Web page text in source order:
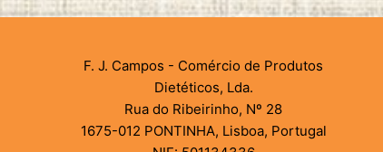
F. J. Campos - Comércio de Produtos
Dietéticos, Lda.
Rua do Ribeirinho, Nº 28
1675-012 PONTINHA, Lisboa, Portugal